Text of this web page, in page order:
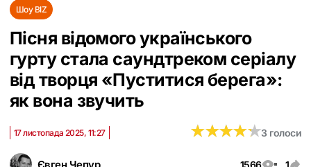
Шоу BIZ
Пісня відомого українського
гурту стала саундтреком серіалу
від творця «Пуститися берега‎»:
як вона звучить
Євген Чепур 1566 1
17 листопада 2025, 11:27 ★★★★★
★★★★★3 голоси